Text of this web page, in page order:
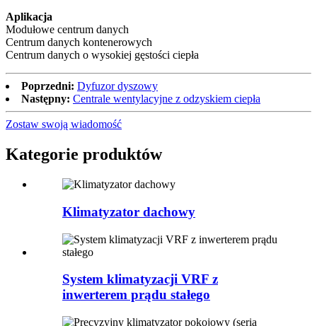
Aplikacja
Modułowe centrum danych
Centrum danych kontenerowych
Centrum danych o wysokiej gęstości ciepła
Poprzedni: Dyfuzor dyszowy
Następny: Centrale wentylacyjne z odzyskiem ciepła
Zostaw swoją wiadomość
Kategorie produktów
Klimatyzator dachowy
System klimatyzacji VRF z
inwerterem prądu stałego